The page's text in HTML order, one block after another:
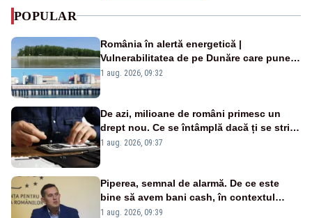
POPULAR
România în alertă energetică |
Vulnerabilitatea de pe Dunăre care pune
în pericol Centrala Cernavodă era
1 aug. 2026, 09:32
De azi, milioane de români primesc un
drept nou. Ce se întâmplă dacă ți se strică
un produs
1 aug. 2026, 09:37
Piperea, semnal de alarmă. De ce este
bine să avem bani cash, în contextul
alertei energetice?
1 aug. 2026, 09:39